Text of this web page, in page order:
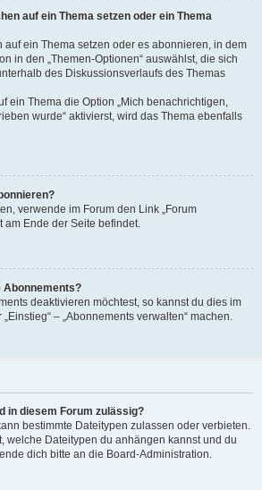
auf ein Thema setzen oder ein Thema
auf ein Thema setzen oder es abonnieren, in dem
in den „Themen-Optionen“ auswählst, die sich
des Diskussionsverlaufs des Themas
ein Thema die Option „Mich benachrichtigen,
wurde“ aktivierst, wird das Thema ebenfalls
verwende im Forum den Link „Forum
am Ende der Seite befindet.
Abonnements?
deaktivieren möchtest, so kannst du dies im
– „Abonnements verwalten“ machen.
in diesem Forum zulässig?
bestimmte Dateitypen zulassen oder verbieten.
welche Dateitypen du anhängen kannst und du
dich bitte an die Board-Administration.